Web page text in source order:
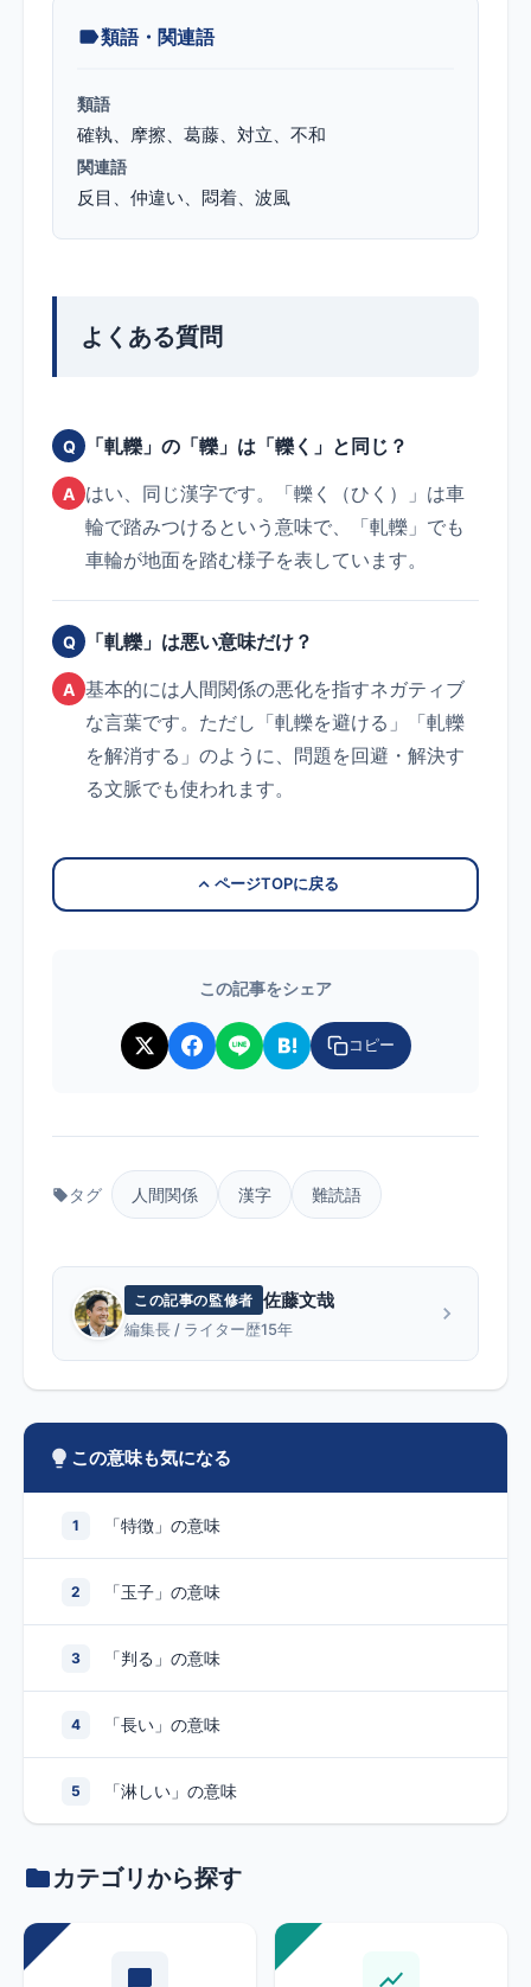
類語・関連語
類語
確執 摩擦 葛藤 対立 不和
関連語
反目 仲違い 悶着 波風
よくある質問
Q 「軋轢」の「轢」は「轢く」と同じ？
A はい、同じ漢字です。「轢く（ひく）」は車
輪で踏みつけるという意味で、「軋轢」でも
車輪が地面を踏む様子を表しています。
Q 「軋轢」は悪い意味だけ？
A 基本的には人間関係の悪化を指すネガティブ
な言葉です。ただし「軋轢を避ける」「軋轢
を解消する」のように、問題を回避・解決す
る文脈でも使われます。
ページTOPに戻る
この記事をシェア
コピー
タグ 人間関係 漢字 難読語
この記事の監修者 佐藤文哉
編集長 / ライター歴15年
この意味も気になる
1 「特徴」の意味
2 「玉子」の意味
3 「判る」の意味
4 「長い」の意味
5 「淋しい」の意味
カテゴリから探す